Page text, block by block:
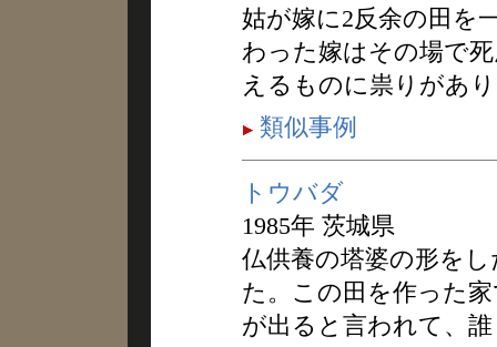
姑が嫁に2反余の田を
わった嫁はその場で
えるものに祟りがあ
類似事例
トウバダ
1985年 茨城県
仏供養の塔婆の形を
た。この田を作った
が出ると言われて、